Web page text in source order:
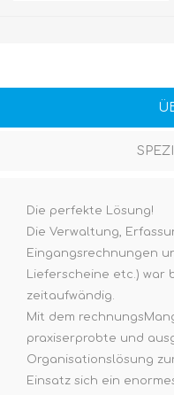
Die perfekte Lösung!
Die Verwaltung,
Eingangsrechnungen
Lieferscheine etc.)
zeitaufwändig.
Mit dem
praxiserprobte und
Organisationslösung
Einsatz sich ein